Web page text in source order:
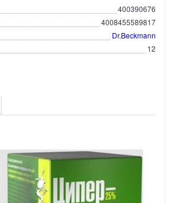
400390676
4008455589817
Dr.Beckmann
12